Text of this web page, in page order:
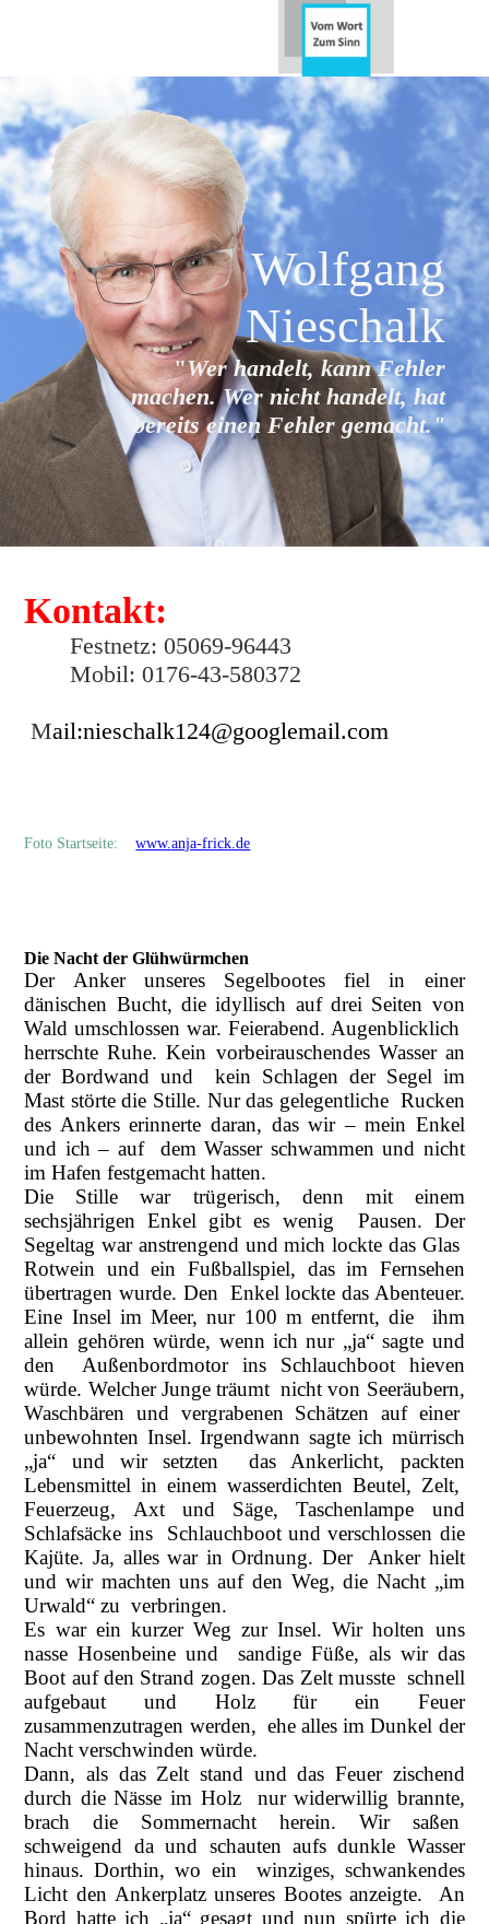
Wolfgang
Nieschalk
"Wer handelt, kann Fehler
machen. Wer nicht handelt, hat
bereitseinen Fehler gemacht."
Kontakt:
Festnetz: 05069-96443
Mobil: 0176-43-580372
Mail:nieschalk124@googlemail.com
Foto Startseite:www.anja-frick.de
Die Nacht der Glühwürmchen
Der Anker unseres Segelbootes fiel in einer
dänischen Bucht, die idyllisch auf drei Seiten von
Wald umschlossen war. Feierabend. Augenblicklich
herrschte Ruhe. Kein vorbeirauschendes Wasser an
der Bordwand und kein Schlagen der Segel im
Mast störte die Stille. Nur das gelegentliche Rucken
des Ankers erinnerte daran, das wir – mein Enkel
und ich – auf dem Wasser schwammen und nicht
im Hafen festgemacht hatten.
Die Stille war trügerisch, denn mit einem
sechsjährigen Enkel gibt es wenig Pausen. Der
Segeltag war anstrengend und mich lockte das Glas
Rotwein und ein Fußballspiel, das im Fernsehen
übertragen wurde. Den Enkel lockte das Abenteuer.
Eine Insel im Meer, nur 100 m entfernt, die ihm
allein gehören würde, wenn ich nur „ja“ sagte und
den Außenbordmotor ins Schlauchboot hieven
würde. Welcher Junge träumt nicht von Seeräubern,
Waschbären und vergrabenen Schätzen auf einer
unbewohnten Insel. Irgendwann sagte ich mürrisch
„ja“ und wir setzten das Ankerlicht, packten
Lebensmittel in einem wasserdichten Beutel, Zelt,
Feuerzeug, Axt und Säge, Taschenlampe und
Schlafsäcke ins Schlauchboot und verschlossen die
Kajüte. Ja, alles war in Ordnung. Der Anker hielt
und wir machten uns auf den Weg, die Nacht „im
Urwald“ zu verbringen.
Es war ein kurzer Weg zur Insel. Wir holten uns
nasse Hosenbeine und sandige Füße, als wir das
Boot auf den Strand zogen. Das Zelt musste schnell
aufgebaut und Holz für ein Feuer
zusammenzutragen werden, ehe alles im Dunkel der
Nacht verschwinden würde.
Dann, als das Zelt stand und das Feuer zischend
durch die Nässe im Holz nur widerwillig brannte,
brach die Sommernacht herein. Wir saßen
schweigend da und schauten aufs dunkle Wasser
hinaus. Dorthin, wo ein winziges, schwankendes
Licht den Ankerplatz unseres Bootes anzeigte. An
Bord hatte ich „ja“ gesagt und nun spürte ich die